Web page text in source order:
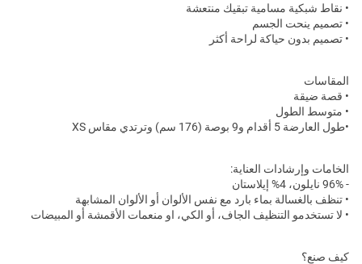
• نقاط شبكية مسامية تبقيك منتعشة
• تصميم ينحت الجسم
• تصميم بدون حياكة لراحة أكثر
المقاسات
• قصة ضيقة
• متوسط الطول
•طول العارضة 5 أقدام و9 بوصة (176 سم) وترتدي مقاس XS
الخامات وإرشادات العناية:
- 96% نايلون، 4% إيلاستان
• تنظف بالغسالة بماء بارد مع نفس الألوان أو الألوان المشابهة
• لا تستخدمو التنظيف الجاف، أو الكي، او منعمات الأقمشة أو المبيضات
كيف صنع؟